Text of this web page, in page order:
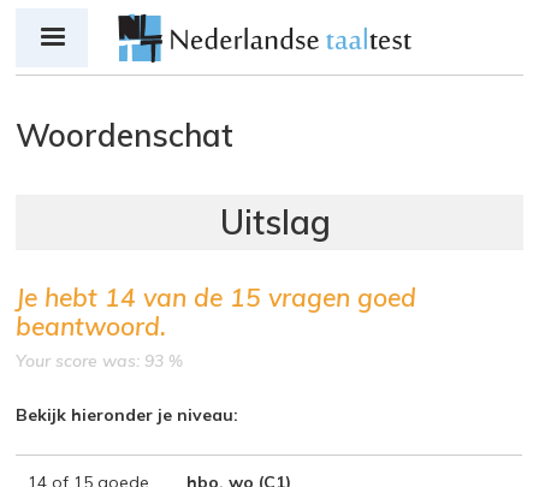
Woordenschat
Je hebt 14 van de 15 vragen goed
beantwoord.
Your score was: 93 %
Bekijk hieronder je niveau:
14 of 15 goede
hbo, wo (C1)